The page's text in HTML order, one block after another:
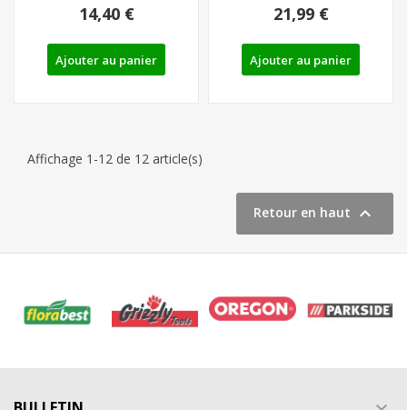
14,40 €
Ajouter au panier
21,99 €
Ajouter au panier
Affichage 1-12 de 12 article(s)
Retour en haut 